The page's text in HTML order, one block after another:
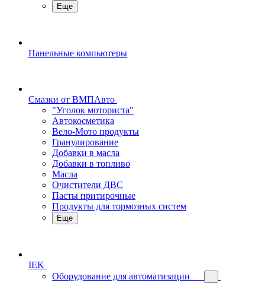
Еще
Панельные компьютеры
Смазки от ВМПАвто
"Уголок моториста"
Автокосметика
Вело-Мото продукты
Гранулирование
Добавки в масла
Добавки в топливо
Масла
Очистители ДВС
Пасты притирочные
Продукты для тормозных систем
Еще
IEK
Оборудование для автоматизации